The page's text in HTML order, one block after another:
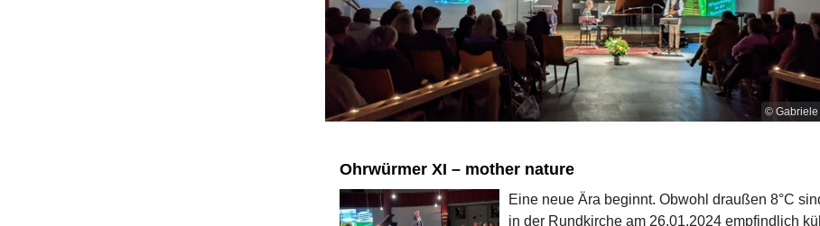
© Gabriele
Ohrwürmer XI – mother nature
Eine neue Ära beginnt. Obwohl draußen 8°C
in der Rundkirche am 26.01.2024 empfindlich